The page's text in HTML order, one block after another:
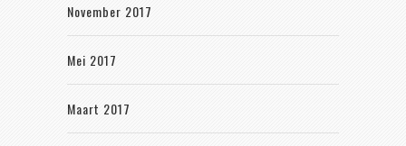
November 2017
Mei 2017
Maart 2017